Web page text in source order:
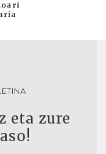
eta zure